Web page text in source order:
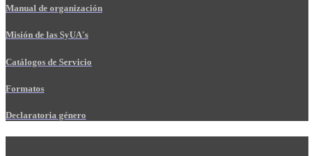
Manual de organización
Misión de las SyUA's
Catálogos de Servicio
Formatos
Declaratoria género